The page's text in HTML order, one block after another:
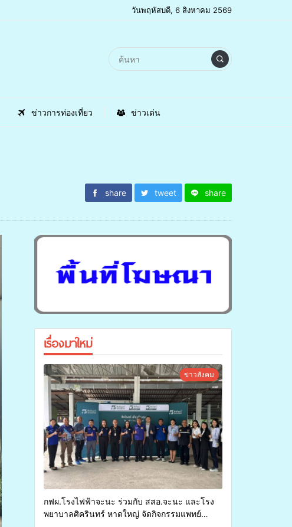
วันพฤหัสบดี, 6 สิงหาคม 2569
ข่าวการท่องเที่ยว ข่าวเด่น
share tweet share
เรื่องมาใหม่
ข่าวสังคม
กฟผ.โรงไฟฟ้าจะนะ ร่วมกับ สสอ.จะนะ และโรง
พยาบาลศิครินทร์ หาดใหญ่ จัดกิจกรรมแพทย์